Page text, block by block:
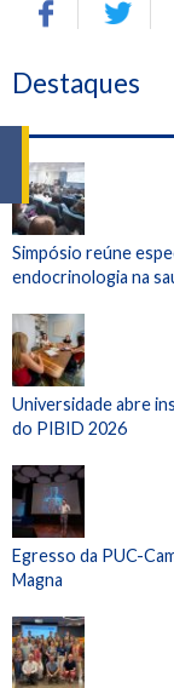
Destaques
Simpósio reúne
endocrinologia na
Universidade abre
do PIBID 2026
Egresso da PUC-
Magna